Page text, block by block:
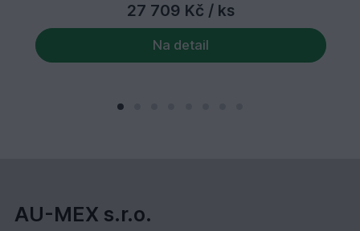
27 709 Kč / ks
Na detail
AU-MEX s.r.o.